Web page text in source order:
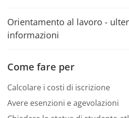
Orientamento al lavoro -
informazioni
Come fare per
Calcolare i costi di iscrizione
Avere esenzioni e agevolazioni